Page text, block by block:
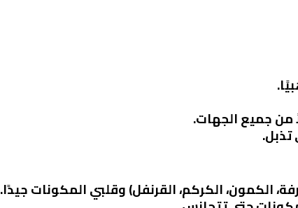
من جميع الجهات.
الكمون، الكركم، القرنفل) وقلبي المكونات جيدًا.